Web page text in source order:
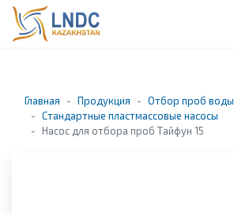
Главная Продукция
Отбор проб воды
Стандартные пластмассовые насосы
Насос для отбора проб Тайфун 15